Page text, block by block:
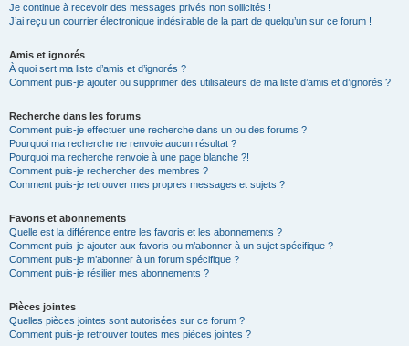
Je continue à recevoir des messages privés non sollicités !
J’ai reçu un courrier électronique indésirable de la part de quelqu’un sur ce forum !
Amis et ignorés
À quoi sert ma liste d’amis et d’ignorés ?
Comment puis-je ajouter ou supprimer des utilisateurs de ma liste d’amis et d’ignorés ?
Recherche dans les forums
Comment puis-je effectuer une recherche dans un ou des forums ?
Pourquoi ma recherche ne renvoie aucun résultat ?
Pourquoi ma recherche renvoie à une page blanche ?!
Comment puis-je rechercher des membres ?
Comment puis-je retrouver mes propres messages et sujets ?
Favoris et abonnements
Quelle est la différence entre les favoris et les abonnements ?
Comment puis-je ajouter aux favoris ou m’abonner à un sujet spécifique ?
Comment puis-je m’abonner à un forum spécifique ?
Comment puis-je résilier mes abonnements ?
Pièces jointes
Quelles pièces jointes sont autorisées sur ce forum ?
Comment puis-je retrouver toutes mes pièces jointes ?